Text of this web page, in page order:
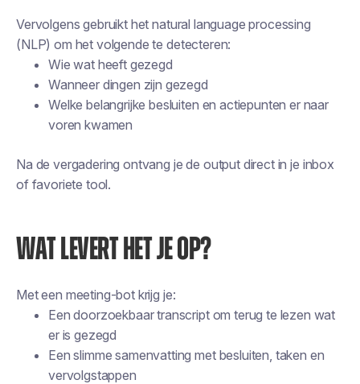
Vervolgens gebruikt het natural language processing
(NLP) om het volgende te detecteren:
Wie wat heeft gezegd
Wanneer dingen zijn gezegd
Welke belangrijke besluiten en actiepunten er naar
voren kwamen
Na de vergadering ontvang je de output direct in je inbox
of favoriete tool.
WAT LEVERT HET JE OP?
Met een meeting-bot krijg je:
Een doorzoekbaar transcript om terug te lezen wat
er is gezegd
Een slimme samenvatting met besluiten, taken en
vervolgstappen